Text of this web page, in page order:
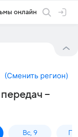
онлайн
(Сменить регион)
–
Вс, 9